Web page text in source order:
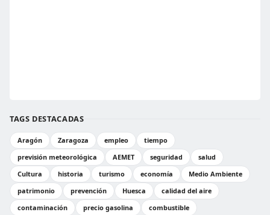
TAGS DESTACADAS
Aragón Zaragoza empleo
tiempo
previsión meteorológica
AEMET seguridad
salud
Cultura
historia turismo economía
Medio Ambiente
patrimonio
prevención Huesca
calidad del aire
contaminación
precio gasolina combustible